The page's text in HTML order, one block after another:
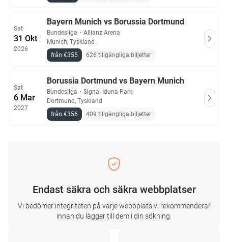
Sat
31 Okt
2026
Bayern Munich vs Borussia Dortmund
Bundesliga ・ Allianz Arena
Munich, Tyskland
från €355
626 tillgängliga biljetter
Sat
6 Mar
2027
Borussia Dortmund vs Bayern Munich
Bundesliga ・ Signal Iduna Park
Dortmund, Tyskland
från €356
409 tillgängliga biljetter
Endast säkra och säkra webbplatser
Vi bedömer integriteten på varje webbplats vi rekommenderar
innan du lägger till dem i din sökning.